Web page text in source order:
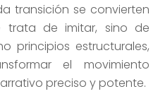
transición se convierten
trata de imitar, sino de
principios estructurales,
el movimiento
preciso y potente.